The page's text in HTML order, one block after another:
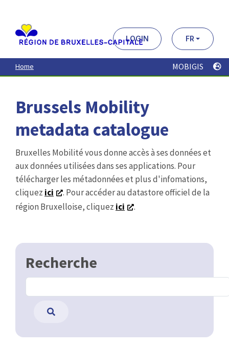
contenu
principal
LOGIN FR
Home MOBIGIS
Brussels Mobility
metadata catalogue
Bruxelles Mobilité vous donne accès à ses données et
aux données utilisées dans ses applications. Pour
télécharger les métadonnées et plus d'infomations,
cliquez ici
. Pour accéder au datastore officiel de la
région Bruxelloise, cliquez ici .
Recherche